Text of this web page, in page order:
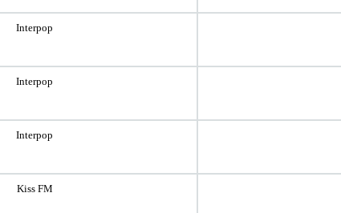
Interpop
Interpop
Interpop
Kiss FM